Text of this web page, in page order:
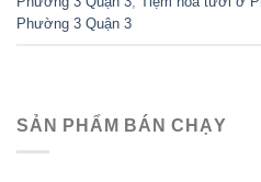
Phường 3 Quận 3
SẢN PHẨM BÁN CHẠY